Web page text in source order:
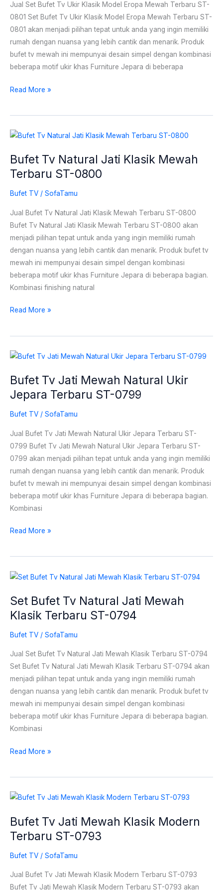
Jual Set Bufet Tv Ukir Klasik Model Eropa Mewah Terbaru ST-
0801 Set Bufet Tv Ukir Klasik Model Eropa Mewah Terbaru ST-
0801 akan menjadi pilihan tepat untuk anda yang ingin memiliki
rumah dengan nuansa yang lebih cantik dan menarik. Produk
bufet tv mewah ini mempunyai desain simpel dengan kombinasi
beberapa motif ukir khas Furniture Jepara di beberapa
Terbaru
ST-
0801
Read More »
Bufet Tv Natural Jati Klasik Mewah
Terbaru ST-0800
Bufet TV / SofaTamu
Jual Bufet Tv Natural Jati Klasik Mewah Terbaru ST-0800
Bufet Tv Natural Jati Klasik Mewah Terbaru ST-0800 akan
menjadi pilihan tepat untuk anda yang ingin memiliki rumah
dengan nuansa yang lebih cantik dan menarik. Produk bufet tv
mewah ini mempunyai desain simpel dengan kombinasi
beberapa motif ukir khas Furniture Jepara di beberapa bagian.
Kombinasi finishing natural
Bufet
Natural
Jati
Mewah
Terbaru
ST-
0800
Read More »
Bufet Tv Jati Mewah Natural Ukir
Jepara Terbaru ST-0799
Bufet TV / SofaTamu
Jual Bufet Tv Jati Mewah Natural Ukir Jepara Terbaru ST-
0799 Bufet Tv Jati Mewah Natural Ukir Jepara Terbaru ST-
0799 akan menjadi pilihan tepat untuk anda yang ingin memiliki
rumah dengan nuansa yang lebih cantik dan menarik. Produk
bufet tv mewah ini mempunyai desain simpel dengan kombinasi
beberapa motif ukir khas Furniture Jepara di beberapa bagian.
Kombinasi
Bufet
Jati
Mewah
Ukir
Jepara
Terbaru
ST-
0799
Read More »
Set Bufet Tv Natural Jati Mewah
Klasik Terbaru ST-0794
Bufet TV / SofaTamu
Jual Set Bufet Tv Natural Jati Mewah Klasik Terbaru ST-0794
Set Bufet Tv Natural Jati Mewah Klasik Terbaru ST-0794 akan
menjadi pilihan tepat untuk anda yang ingin memiliki rumah
dengan nuansa yang lebih cantik dan menarik. Produk bufet tv
mewah ini mempunyai desain simpel dengan kombinasi
beberapa motif ukir khas Furniture Jepara di beberapa bagian.
Kombinasi
Set
Tv
Natural
Mewah
Klasik
Terbaru
ST-
0794
Read More »
Bufet Tv Jati Mewah Klasik Modern
Terbaru ST-0793
Bufet TV / SofaTamu
Jual Bufet Tv Jati Mewah Klasik Modern Terbaru ST-0793
Bufet Tv Jati Mewah Klasik Modern Terbaru ST-0793 akan
Bufet
Jati
Mewah
Modern
Terbaru
ST-